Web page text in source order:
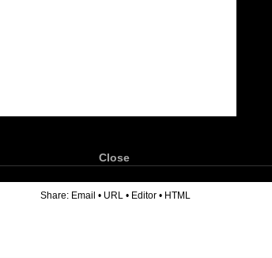
Close
Share: Email • URL • Editor • HTML